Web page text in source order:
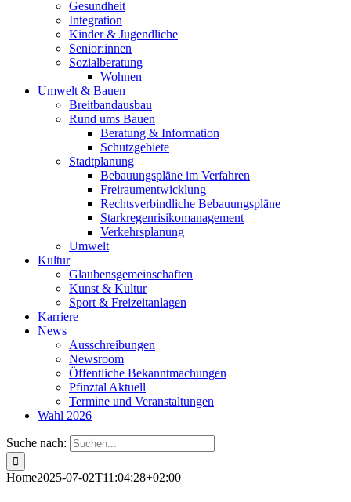
Gesundheit
Integration
Kinder & Jugendliche
Senior:innen
Sozialberatung
Wohnen
Umwelt & Bauen
Breitbandausbau
Rund ums Bauen
Beratung & Information
Schutzgebiete
Stadtplanung
Bebauungspläne im Verfahren
Freiraumentwicklung
Rechtsverbindliche Bebauungspläne
Starkregenrisikomanagement
Verkehrsplanung
Umwelt
Kultur
Glaubensgemeinschaften
Kunst & Kultur
Sport & Freizeitanlagen
Karriere
News
Ausschreibungen
Newsroom
Öffentliche Bekanntmachungen
Pfinztal Aktuell
Termine und Veranstaltungen
Wahl 2026
Suche nach:
Home2025-07-02T11:04:28+02:00